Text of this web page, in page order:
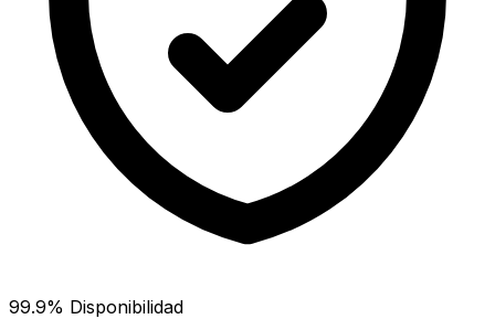
99.9% Disponibilidad